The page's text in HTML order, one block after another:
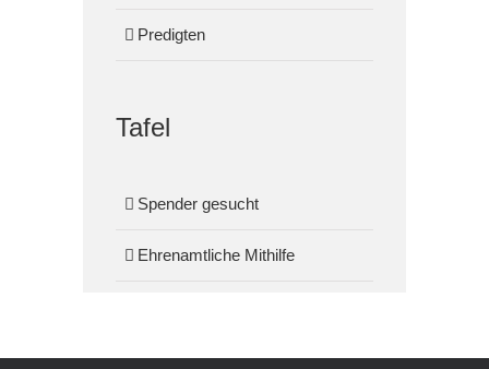
Predigten
Tafel
Spender gesucht
Ehrenamtliche Mithilfe